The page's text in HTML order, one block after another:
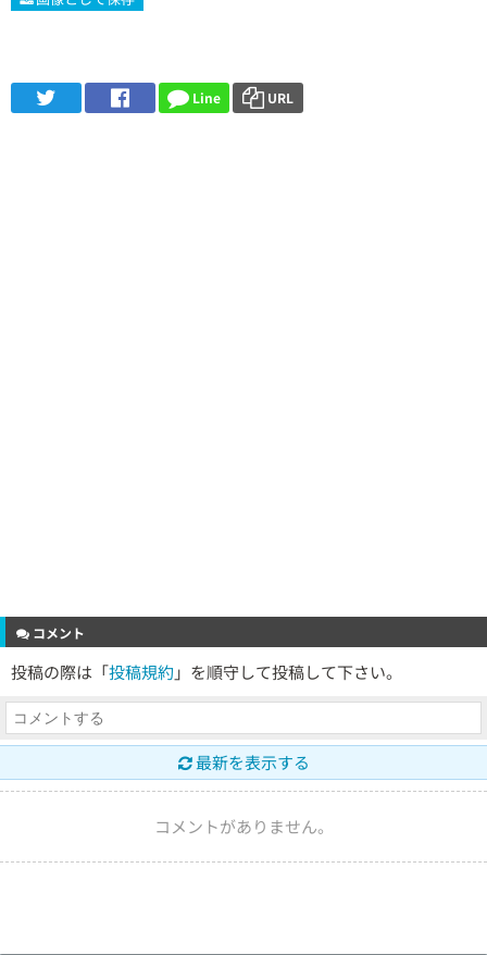
Line URL
コメント
投稿の際は「投稿規約 」を順守して投稿して下さい。
最新を表示する
コメントがありません。